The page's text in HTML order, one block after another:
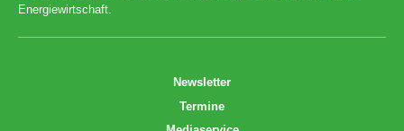
Energiewirtschaft.
Newsletter
Termine